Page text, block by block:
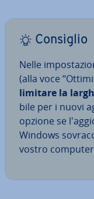
Consiglio
Nelle
(alla voce
limitare la
bi­le per i nuovi
opzione se
Windows
vostro